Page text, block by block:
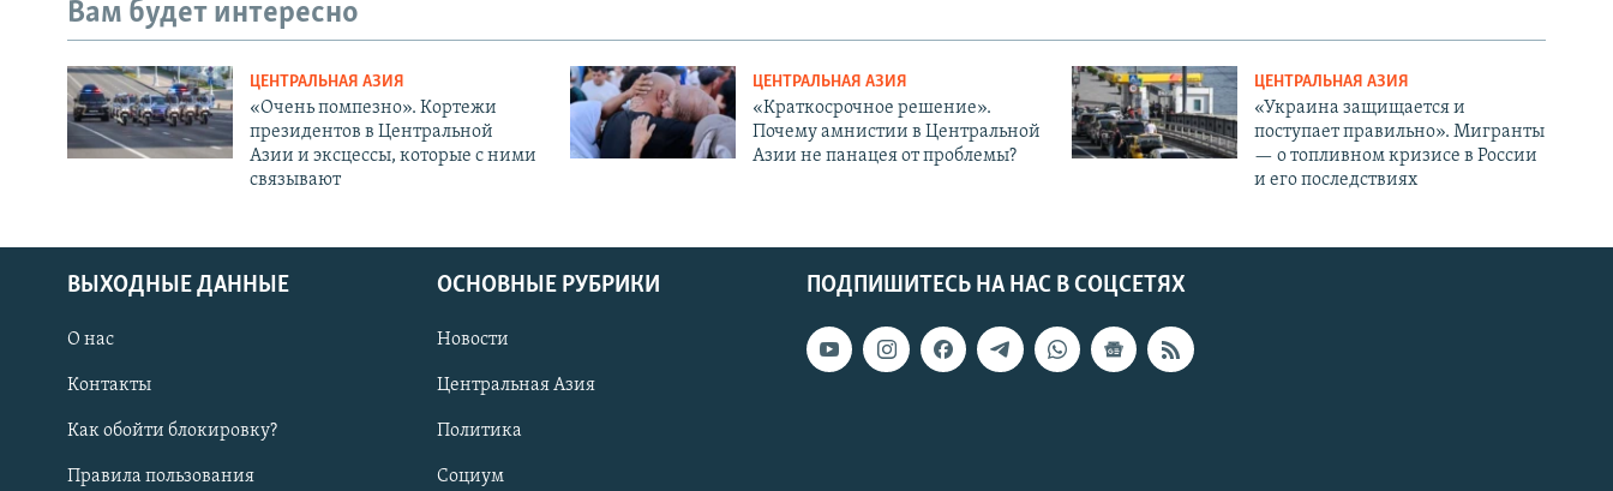
Вам будет интересно
ЦЕНТРАЛЬНАЯ АЗИЯ
«Очень помпезно». Кортежи
президентов в Центральной
Азии и эксцессы, которые с ними
связывают
ЦЕНТРАЛЬНАЯ АЗИЯ
«Краткосрочное решение».
Почему амнистии в Центральной
Азии не панацея от проблемы?
ЦЕНТРАЛЬНАЯ АЗИЯ
«Украина защищается и
поступает правильно». Мигранты
— о топливном кризисе в России
и его последствиях
ПОДПИШИТЕСЬ НА НАС В СОЦСЕТЯХ
ВЫХОДНЫЕ ДАННЫЕ
О нас
Контакты
Как обойти блокировку?
Правила пользования
ОСНОВНЫЕ РУБРИКИ
Новости
Центральная Азия
Политика
Социум